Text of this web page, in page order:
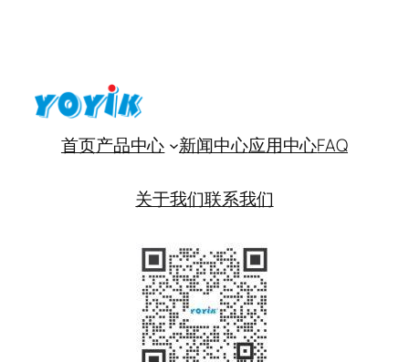
首页产品中心 新闻中心应用中心FAQ
关于我们联系我们